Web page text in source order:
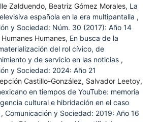
Zalduendo, Beatriz Gómez Morales, La
española en la era multipantalla ,
y Sociedad: Núm. 30 (2017): Año 14
Humanes, En busca de la
del rol cívico, de
y de servicio en las noticias ,
y Sociedad: 2024: Año 21
Castillo-González, Salvador Leetoy,
en tiempos de YouTube: memoria
cultural e hibridación en el caso
, Comunicación y Sociedad: 2019: Año 16